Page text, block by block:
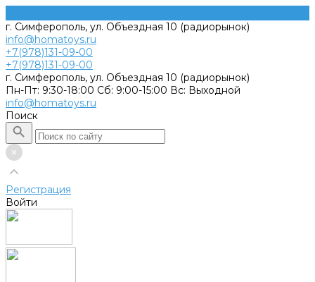
г. Симферополь, ул. Объездная 10 (радиорынок)
info@homatoys.ru
+7(978)131-09-00
+7(978)131-09-00
г. Симферополь, ул. Объездная 10 (радиорынок)
Пн-Пт: 9:30-18:00 Cб: 9:00-15:00 Вс: Выходной
info@homatoys.ru
Поиск
Регистрация
Войти